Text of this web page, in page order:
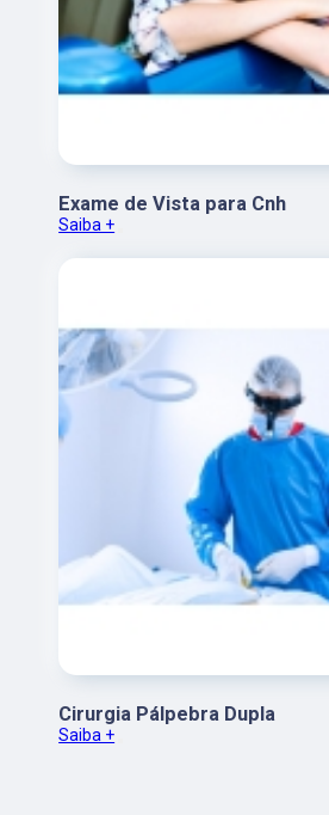
Exame de Vista para Cnh
Saiba +
Cirurgia Pálpebra Dupla
Saiba +